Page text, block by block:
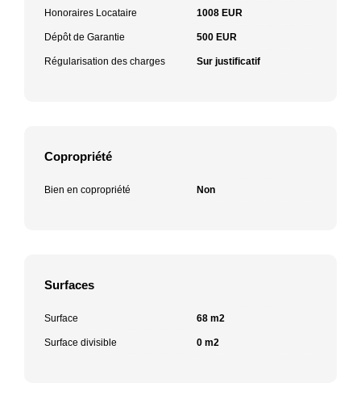
Honoraires Locataire 1008 EUR
Dépôt de Garantie 500 EUR
Régularisation des charges Sur justificatif
Copropriété
Bien en copropriété Non
Surfaces
Surface 68 m2
Surface divisible 0 m2